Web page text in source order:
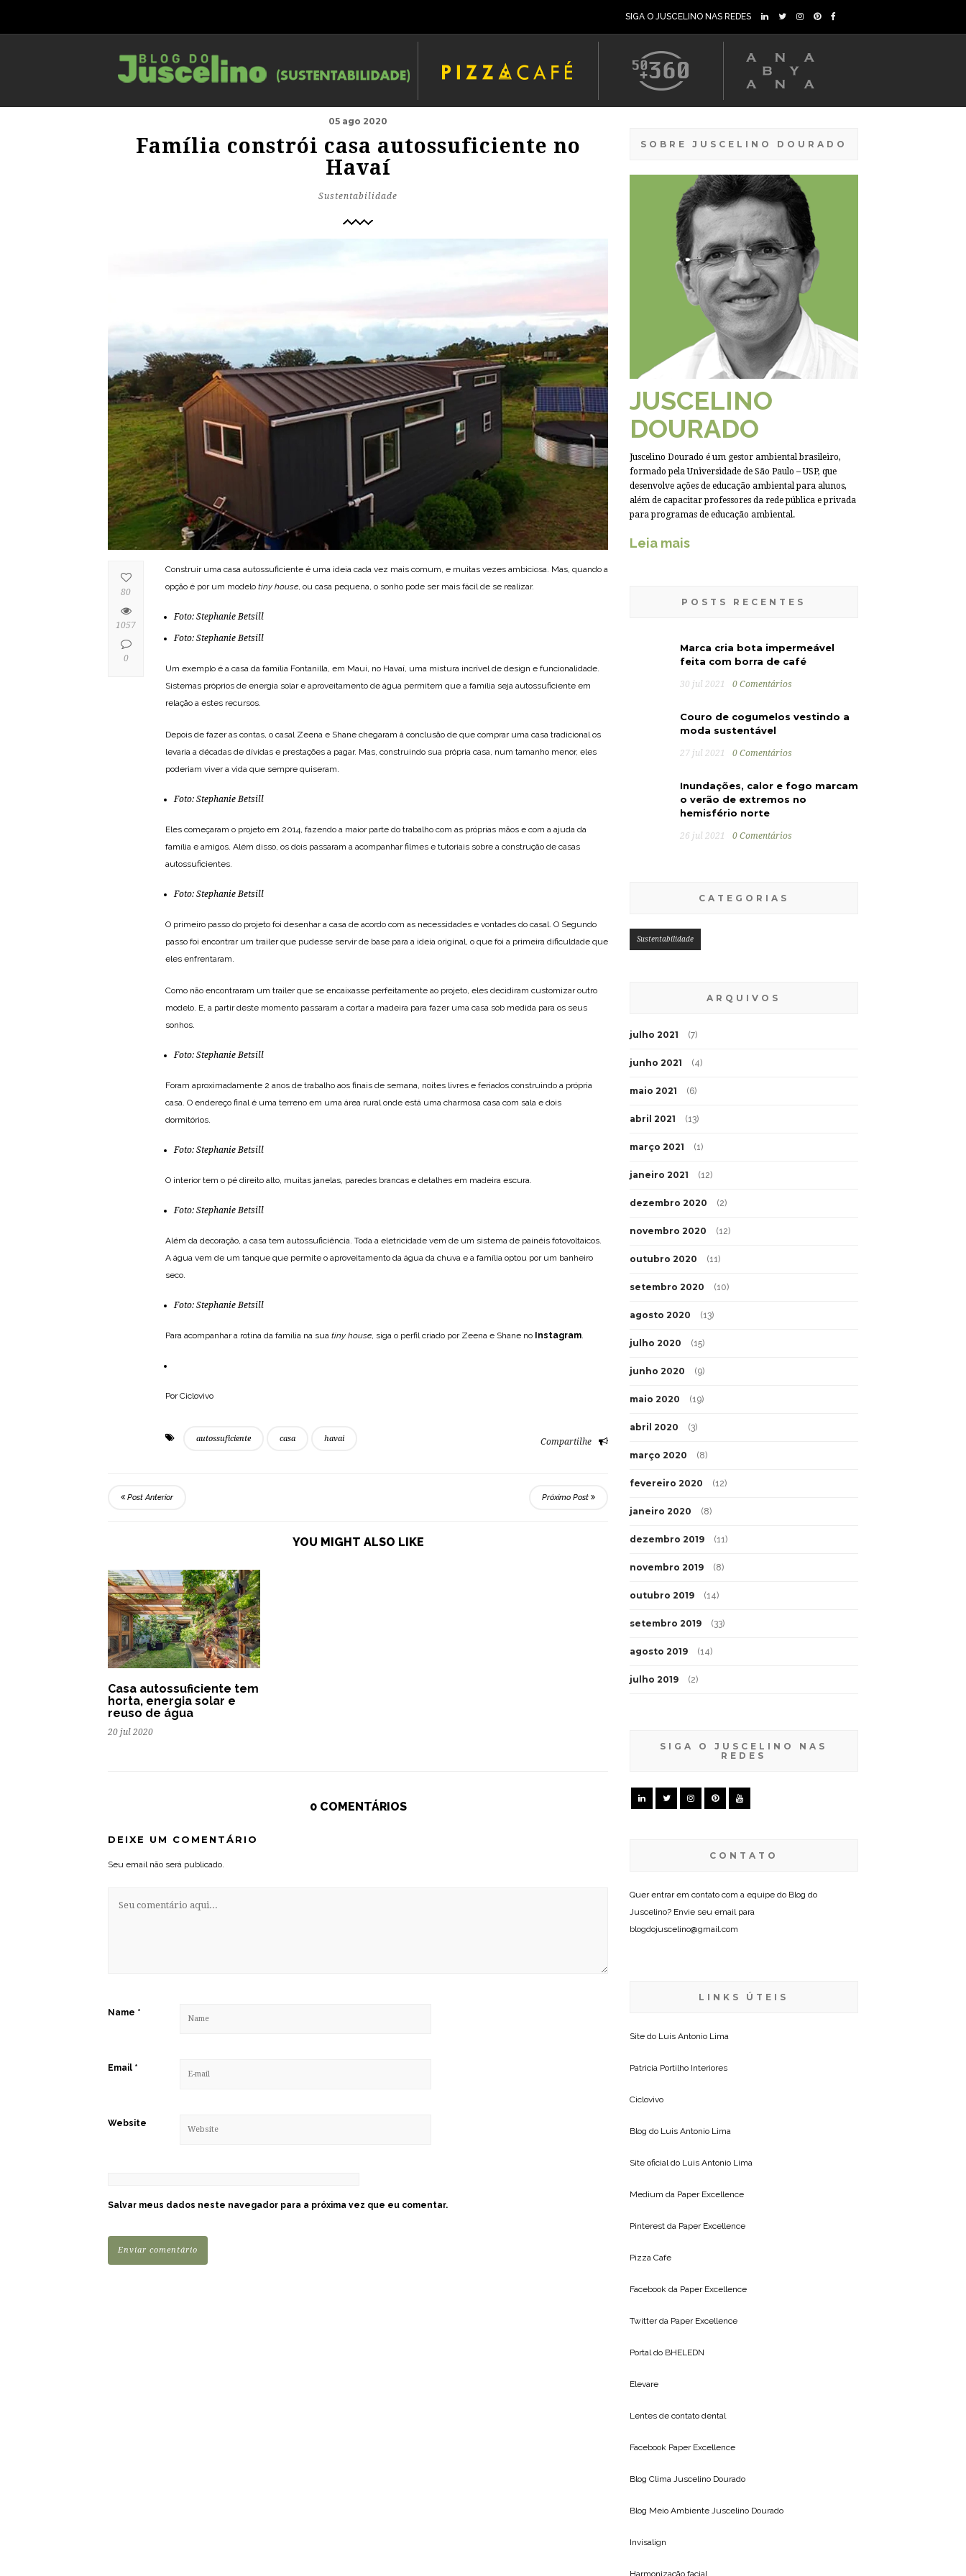
SIGA O JUSCELINO NAS REDES
05 ago 2020
Família constrói casa autossuficiente no
Havaí
Sustentabilidade
Construir uma casa autossuficiente é uma ideia cada vez mais comum, e muitas vezes ambiciosa. Mas, quando a
opção é por um modelo tiny house, ou casa pequena, o sonho pode ser mais fácil de se realizar.
Foto: Stephanie Betsill
Foto: Stephanie Betsill
Um exemplo é a casa da família Fontanilla, em Maui, no Havaí, uma mistura incrível de design e funcionalidade.
Sistemas próprios de energia solar e aproveitamento de água permitem que a família seja autossuficiente em
relação a estes recursos.
Depois de fazer as contas, o casal Zeena e Shane chegaram à conclusão de que comprar uma casa tradicional os
levaria a décadas de dívidas e prestações a pagar. Mas, construindo sua própria casa, num tamanho menor, eles
poderiam viver a vida que sempre quiseram.
Foto: Stephanie Betsill
Eles começaram o projeto em 2014, fazendo a maior parte do trabalho com as próprias mãos e com a ajuda da
família e amigos. Além disso, os dois passaram a acompanhar filmes e tutoriais sobre a construção de casas
autossuficientes.
Foto: Stephanie Betsill
O primeiro passo do projeto foi desenhar a casa de acordo com as necessidades e vontades do casal. O Segundo
passo foi encontrar um trailer que pudesse servir de base para a ideia original, o que foi a primeira dificuldade que
eles enfrentaram.
Como não encontraram um trailer que se encaixasse perfeitamente ao projeto, eles decidiram customizar outro
modelo. E, a partir deste momento passaram a cortar a madeira para fazer uma casa sob medida para os seus
sonhos.
Foto: Stephanie Betsill
Foram aproximadamente 2 anos de trabalho aos finais de semana, noites livres e feriados construindo a própria
casa. O endereço final é uma terreno em uma área rural onde está uma charmosa casa com sala e dois
dormitórios.
Foto: Stephanie Betsill
O interior tem o pé direito alto, muitas janelas, paredes brancas e detalhes em madeira escura.
Foto: Stephanie Betsill
Além da decoração, a casa tem autossuficiência. Toda a eletricidade vem de um sistema de painéis fotovoltaicos.
A água vem de um tanque que permite o aproveitamento da água da chuva e a família optou por um banheiro
seco.
Foto: Stephanie Betsill
Para acompanhar a rotina da família na sua tiny house, siga o perfil criado por Zeena e Shane no Instagram.
Por Ciclovivo
autossuficiente casa havai Compartilhe
80
1057
0
Post Anterior Próximo Post
YOU MIGHT ALSO LIKE
Casa autossuficiente tem
horta, energia solar e
reuso de água
20 jul 2020
0 COMENTÁRIOS
DEIXE UM COMENTÁRIO
Seu email não será publicado.
Name *
Email *
Website
Salvar meus dados neste navegador para a próxima vez que eu comentar.
SOBRE JUSCELINO DOURADO
JUSCELINO
DOURADO
Juscelino Dourado é um gestor ambiental brasileiro,
formado pela Universidade de São Paulo – USP, que
desenvolve ações de educação ambiental para alunos,
além de capacitar professores da rede pública e privada
para programas de educação ambiental.
Leia mais
POSTS RECENTES
Marca cria bota impermeável
feita com borra de café
30 jul 2021 0 Comentários
Couro de cogumelos vestindo a
moda sustentável
27 jul 2021 0 Comentários
Inundações, calor e fogo marcam
o verão de extremos no
hemisfério norte
26 jul 2021 0 Comentários
CATEGORIAS
Sustentabilidade
ARQUIVOS
julho 2021 (7)
junho 2021 (4)
maio 2021 (6)
abril 2021 (13)
março 2021 (1)
janeiro 2021 (12)
dezembro 2020 (2)
novembro 2020 (12)
outubro 2020 (11)
setembro 2020 (10)
agosto 2020 (13)
julho 2020 (15)
junho 2020 (9)
maio 2020 (19)
abril 2020 (3)
março 2020 (8)
fevereiro 2020 (12)
janeiro 2020 (8)
dezembro 2019 (11)
novembro 2019 (8)
outubro 2019 (14)
setembro 2019 (33)
agosto 2019 (14)
julho 2019 (2)
SIGA O JUSCELINO NAS
REDES
CONTATO
Quer entrar em contato com a equipe do Blog do
Juscelino? Envie seu email para
blogdojuscelino@gmail.com
LINKS ÚTEIS
Site do Luis Antonio Lima
Patricia Portilho Interiores
Ciclovivo
Blog do Luis Antonio Lima
Site oficial do Luis Antonio Lima
Medium da Paper Excellence
Pinterest da Paper Excellence
Pizza Cafe
Facebook da Paper Excellence
Twitter da Paper Excellence
Portal do BHELEDN
Elevare
Lentes de contato dental
Facebook Paper Excellence
Blog Clima Juscelino Dourado
Blog Meio Ambiente Juscelino Dourado
Invisalign
Harmonização facial